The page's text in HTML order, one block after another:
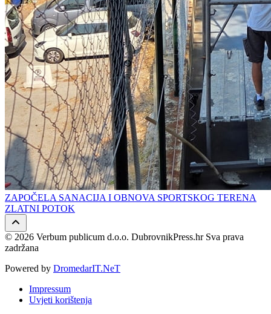
ZAPOČELA SANACIJA I OBNOVA SPORTSKOG TERENA
ZLATNI POTOK
© 2026 Verbum publicum d.o.o. DubrovnikPress.hr Sva prava
zadržana
Powered by DromedarIT.NeT
Impressum
Uvjeti korištenja